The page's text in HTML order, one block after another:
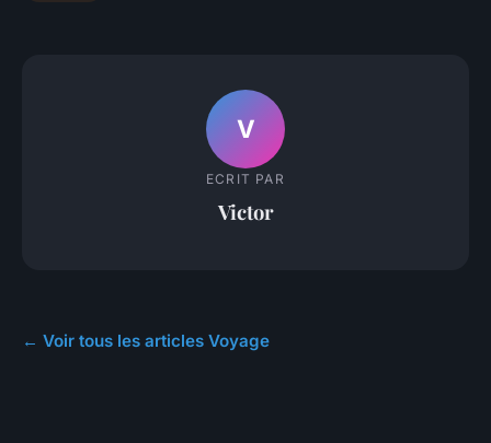
V
ECRIT PAR
Victor
← Voir tous les articles Voyage